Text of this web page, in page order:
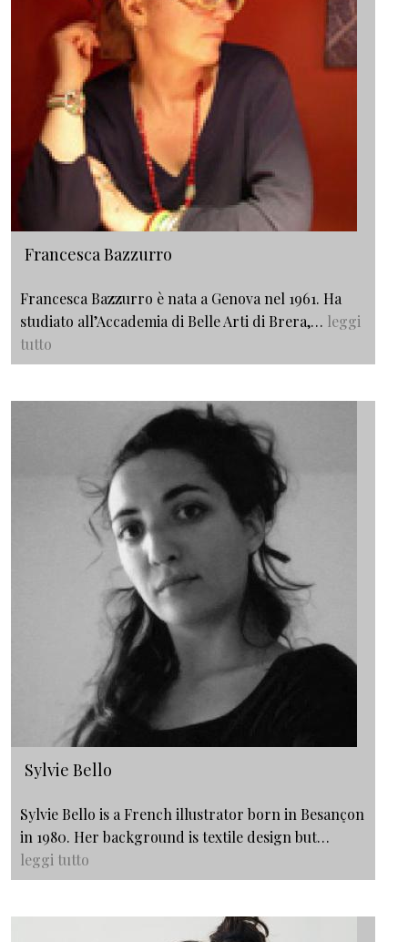
Francesca Bazzurro
Francesca Bazzurro è nata a Genova nel 1961. Ha
studiato all’Accademia di Belle Arti di Brera,… leggi
tutto
Sylvie Bello
Sylvie Bello is a French illustrator born in Besançon
in 1980. Her background is textile design but…
leggi tutto